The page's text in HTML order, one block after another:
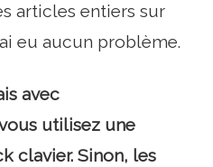
articles entiers sur
eu aucun problème.
avec
utilisez une
clavier. Sinon, les